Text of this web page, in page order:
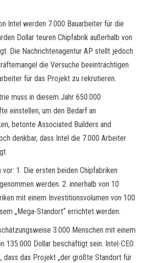
Intel werden 7.000 Bauarbeiter für die
Dollar teuren Chipfabrik außerhalb von
Die Nachrichtenagentur AP stellt jedoch
die Versuche beeinträchtigen
für das Projekt zu rekrutieren.
muss in diesem Jahr 650.000
einstellen, um den Bedarf an
betonte Associated Builders and
denkbar, dass Intel die 7.000 Arbeiter
vor: 1. Die ersten beiden Chipfabriken
werden. 2. innerhalb von 10
mit einem Investitionsvolumen von 100
„Mega-Standort“ errichtet werden.
3.000 Menschen mit einem
135.000 Dollar beschäftigt sein. Intel-CEO
dass das Projekt „der größte Standort für